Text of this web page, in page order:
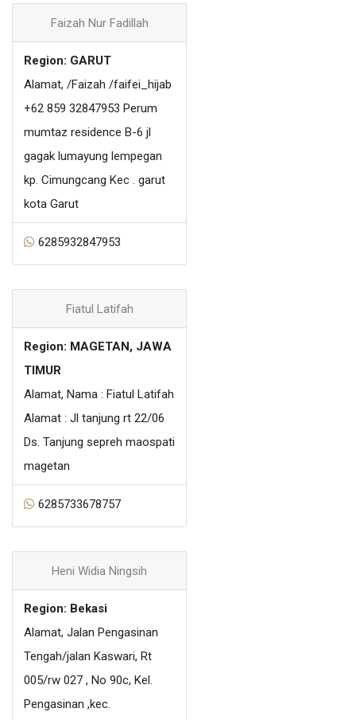
Faizah Nur Fadillah
Region: GARUT
Alamat, /Faizah /faifei_hijab
+62 859 32847953 Perum
mumtaz residence B-6 jl
gagak lumayung lempegan
kp. Cimungcang Kec . garut
kota Garut
6285932847953
Fiatul Latifah
Region: MAGETAN, JAWA
TIMUR
Alamat, Nama : Fiatul Latifah
Alamat : Jl tanjung rt 22/06
Ds. Tanjung sepreh maospati
magetan
6285733678757
Heni Widia Ningsih
Region: Bekasi
Alamat, Jalan Pengasinan
Tengah/jalan Kaswari, Rt
005/rw 027 , No 90c, Kel.
Pengasinan ,kec.